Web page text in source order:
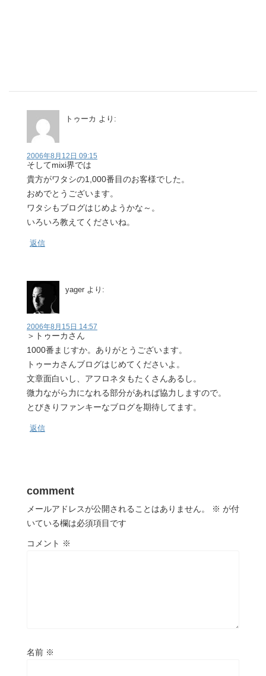
トゥーカ より:
2006年8月12日 09:15
そしてmixi界では
貴方がワタシの1,000番目のお客様でした。
おめでとうございます。
ワタシもブログはじめようかな～。
いろいろ教えてくださいね。
返信
yager より:
2006年8月15日 14:57
＞トゥーカさん
1000番まじすか。ありがとうございます。
トゥーカさんブログはじめてくださいよ。
文章面白いし、アフロネタもたくさんあるし。
微力ながら力になれる部分があれば協力しますので。
とびきりファンキーなブログを期待してます。
返信
comment
メールアドレスが公開されることはありません。 ※ が付
いている欄は必須項目です
コメント ※
名前 ※